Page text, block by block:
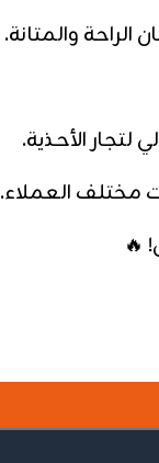
الراحة والمتانة.
لتجار الأحذية.
مختلف العملاء.
🔥